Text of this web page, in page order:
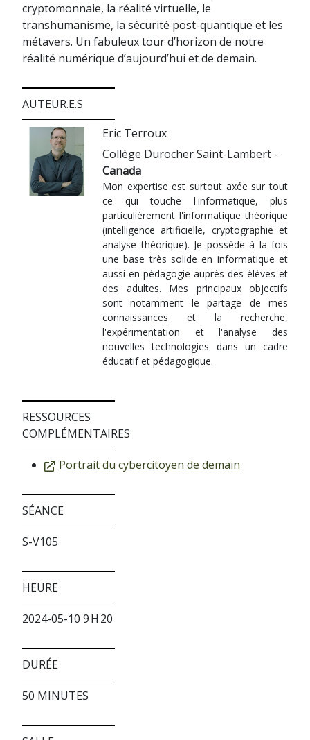
cryptomonnaie, la réalité virtuelle, le
transhumanisme, la sécurité post-quantique et les
métavers. Un fabuleux tour d’horizon de notre
réalité numérique d’aujourd’hui et de demain.
AUTEUR.E.S
Eric Terroux
Collège Durocher Saint-Lambert -
Canada
Mon expertise est surtout axée sur tout
ce qui touche l'informatique, plus
particulièrement l'informatique théorique
(intelligence artificielle, cryptographie et
analyse théorique). Je possède à la fois
une base très solide en informatique et
aussi en pédagogie auprès des élèves et
des adultes. Mes principaux objectifs
sont notamment le partage de mes
connaissances et la recherche,
l'expérimentation et l'analyse des
nouvelles technologies dans un cadre
éducatif et pédagogique.
RESSOURCES
COMPLÉMENTAIRES
Portrait du cybercitoyen de demain
SÉANCE
S-V105
HEURE
2024-05-10 9 H 20
DURÉE
50 MINUTES